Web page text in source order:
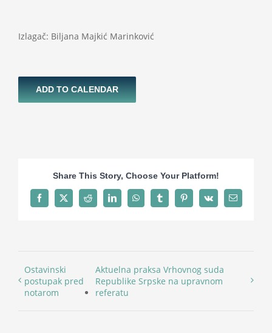
Kontakt
Izlagač: Biljana Majkić Marinković
ADD TO CALENDAR
Share This Story, Choose Your Platform!
Facebook
X Reddit LinkedInWhatsAppTumblrPinterest
Vk Email
Ostavinski
postupak pred
notarom
Aktuelna praksa Vrhovnog suda
Republike Srpske na upravnom
referatu